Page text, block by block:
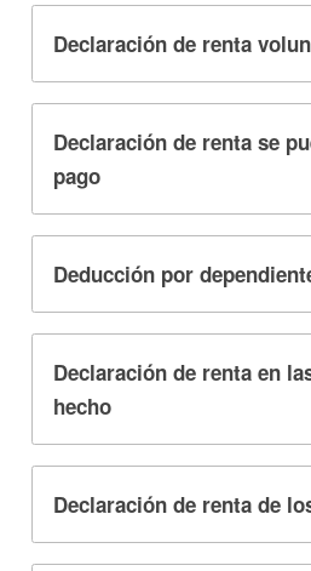
Declaración de renta
Declaración de renta se
pago
Deducción por
Declaración de renta en
hecho
Declaración de renta de